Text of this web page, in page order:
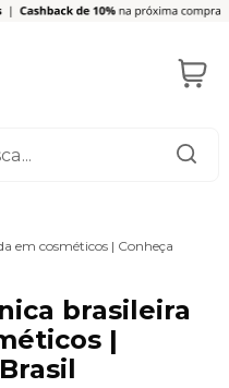
em cosméticos | Conheça
brasileira
|